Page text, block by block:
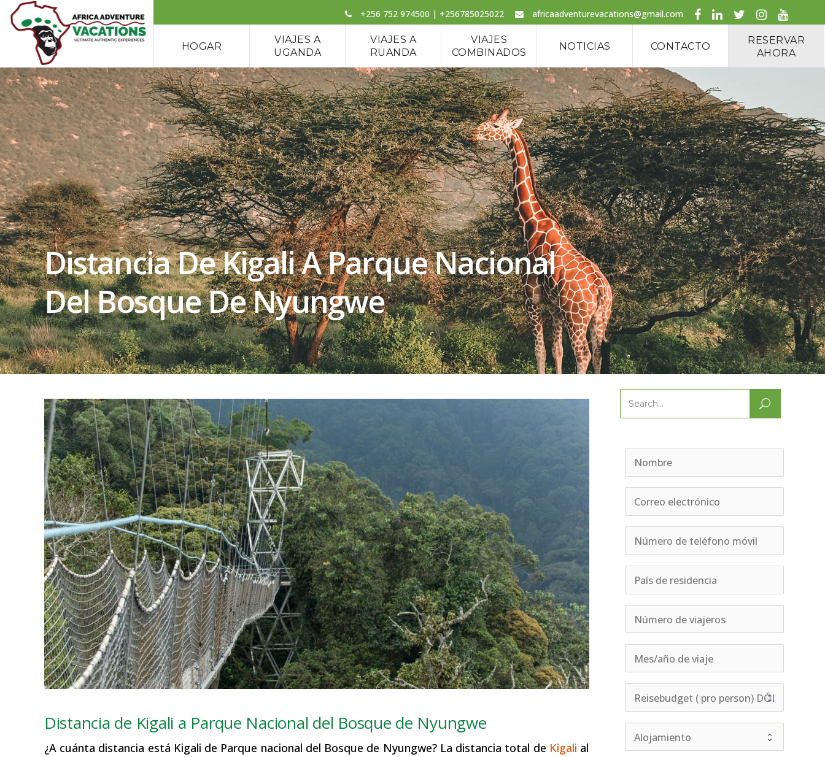
+256 752 974500 | +256785025022 africaadventurevacations@gmail.com
HOGAR
VIAJES A
UGANDA
VIAJES A
RUANDA
VIAJES
COMBINADOS
NOTICIAS CONTACTO
RESERVAR
AHORA
Distancia De Kigali A Parque Nacional
Del Bosque De Nyungwe
Distancia de Kigali a Parque Nacional del Bosque de Nyungwe
¿A cuánta distancia está Kigali de Parque nacional del Bosque de Nyungwe? La distancia total de Kigali al
Search